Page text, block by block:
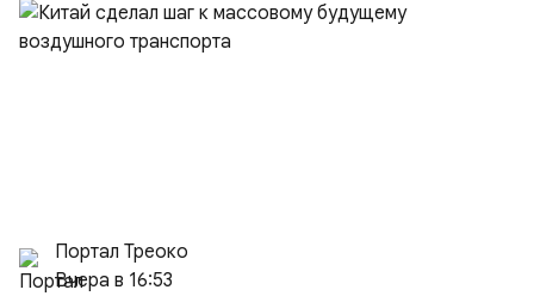
Портал Треоко
Вчера в 16:53